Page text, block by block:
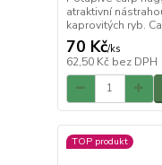
atraktivní
kaprovitých ryb.
70 Kč/ks
62,50 Kč bez DPH
TOP produkt